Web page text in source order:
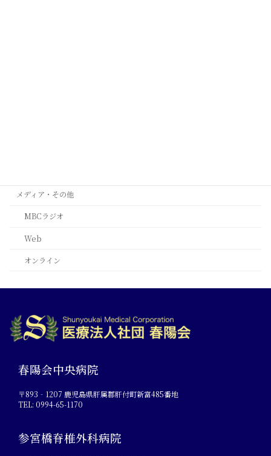
メディア・その他
MBCラジオ
Web
オンライン
春陽会中央病院
〒893‐1207 鹿児島県肝属郡肝付町新富485番地
TEL: 0994-65-1170
参宮橋脊椎外科病院